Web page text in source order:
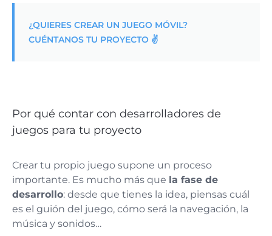
¿QUIERES CREAR UN JUEGO MÓVIL?
CUÉNTANOS TU PROYECTO ✌️
Por qué contar con desarrolladores de
juegos para tu proyecto
Crear tu propio juego supone un proceso
importante. Es mucho más que la fase de
desarrollo: desde que tienes la idea, piensas cuál
es el guión del juego, cómo será la navegación, la
música y sonidos…